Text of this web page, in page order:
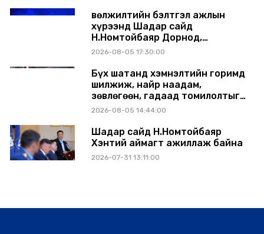
Өвөлжилтийн бэлтгэл ажлын
хүрээнд Шадар сайд
Н.Номтойбаяр Дорнод,
Сүхбаатар аймагт ажиллав
2026-08-05 17:30:00
Бүх шатанд хэмнэлтийн горимд
шилжиж, найр наадам,
зөвлөгөөн, гадаад томилолтыг
хориглолоо
2026-08-05 14:44:00
Шадар сайд Н.Номтойбаяр
Хэнтий аймагт ажиллаж байна
2026-07-31 13:11:00